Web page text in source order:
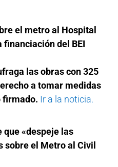
el metro al Hospital
del BEI
las obras con 325
a tomar medidas
firmado. Ir a la noticia.
que «despeje las
sobre el Metro al Civil